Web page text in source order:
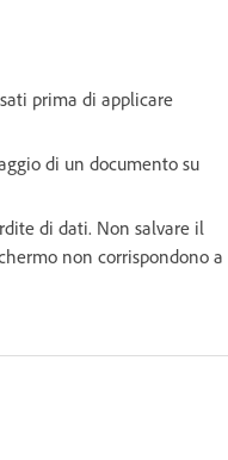
prima di applicare
di un documento su
di dati. Non salvare il
non corrispondono a